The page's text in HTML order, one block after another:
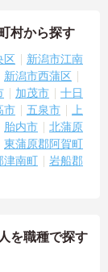
村から探す
区
新潟市江南
新潟市西蒲区
加茂市
十日
市 五泉市
上
胎内市
北蒲原
東蒲原郡阿賀町
津南町
岩船郡
を職種で探す